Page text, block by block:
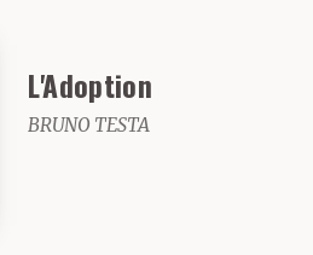
L'Adoption
BRUNO TESTA